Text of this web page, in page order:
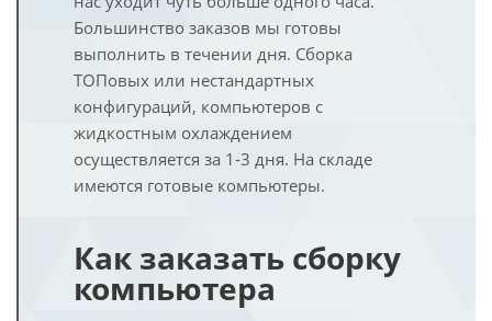
Большинство заказов мы готовы
выполнить в течении дня. Сборка
ТОПовых или нестандартных
конфигураций, компьютеров с
жидкостным охлаждением
осуществляется за 1-3 дня. На складе
имеются готовые компьютеры.
Как заказать сборку
компьютера